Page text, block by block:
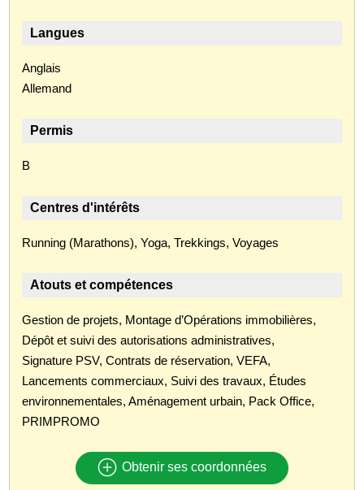
Langues
Anglais
Allemand
Permis
B
Centres d'intérêts
Running (Marathons), Yoga, Trekkings, Voyages
Atouts et compétences
Gestion de projets, Montage d’Opérations immobilières,
Dépôt et suivi des autorisations administratives,
Signature PSV, Contrats de réservation, VEFA,
Lancements commerciaux, Suivi des travaux, Études
environnementales, Aménagement urbain, Pack Office,
PRIMPROMO
Obtenir ses coordonnées